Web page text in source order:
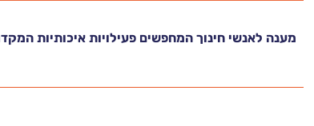
מענה לאנשי חינוך המחפשים פעילויות איכותיות